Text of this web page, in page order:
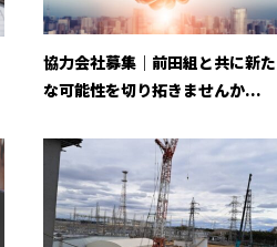
協力会社募集｜前田組と共に新た
な可能性を切り拓きませんか...